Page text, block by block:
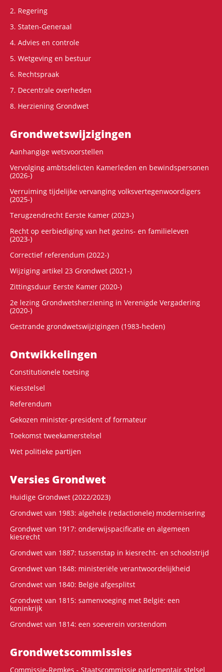
2. Regering
3. Staten-Generaal
4. Advies en controle
5. Wetgeving en bestuur
6. Rechtspraak
7. Decentrale overheden
8. Herziening Grondwet
Grondwets­wijzigingen
Aanhangige wetsvoorstellen
Vervolging ambtsdelicten Kamerleden en bewindspersonen
(2026-)
Verruiming tijdelijke vervanging volksvertegenwoordigers
(2025-)
Terugzendrecht Eerste Kamer (2023-)
Recht op eerbiediging van het gezins- en familieleven
(2023-)
Correctief referendum (2022-)
Wijziging artikel 23 Grondwet (2021-)
Zittingsduur Eerste Kamer (2020-)
2e lezing Grondwetsherziening in Verenigde Vergadering
(2020-)
Gestrande grondwetswijzigingen (1983-heden)
Ontwikke­lingen
Constitutionele toetsing
Kiesstelsel
Referendum
Gekozen minister-president of formateur
Toekomst tweekamerstelsel
Wet politieke partijen
Versies Grondwet
Huidige Grondwet (2022/2023)
Grondwet van 1983: algehele (redactionele) modernisering
Grondwet van 1917: onderwijspacificatie en algemeen
kiesrecht
Grondwet van 1887: tussenstap in kiesrecht- en schoolstrijd
Grondwet van 1848: ministeriële verantwoordelijkheid
Grondwet van 1840: België afgesplitst
Grondwet van 1815: samenvoeging met België: een
koninkrijk
Grondwet van 1814: een soeverein vorstendom
Grondwets­commissies
Commissie-Remkes - Staatscommissie parlementair stelsel